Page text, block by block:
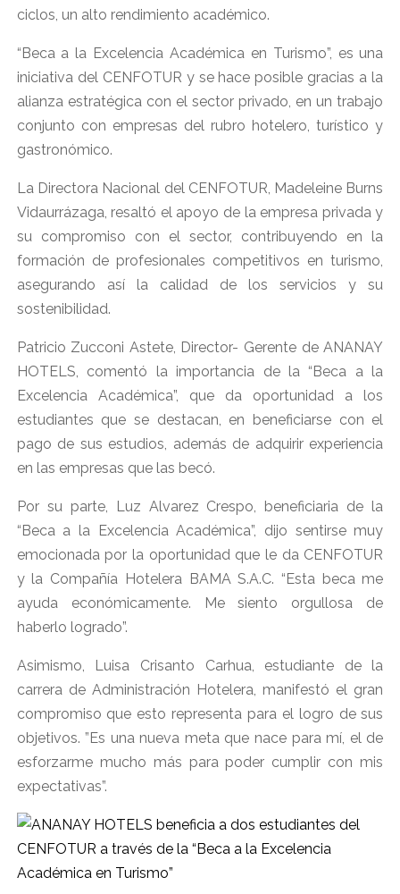
ciclos, un alto rendimiento académico.
“Beca a la Excelencia Académica en Turismo”, es una
iniciativa del CENFOTUR y se hace posible gracias a la
alianza estratégica con el sector privado, en un trabajo
conjunto con empresas del rubro hotelero, turístico y
gastronómico.
La Directora Nacional del CENFOTUR, Madeleine Burns
Vidaurrázaga, resaltó el apoyo de la empresa privada y
su compromiso con el sector, contribuyendo en la
formación de profesionales competitivos en turismo,
asegurando así la calidad de los servicios y su
sostenibilidad.
Patricio Zucconi Astete, Director- Gerente de ANANAY
HOTELS, comentó la importancia de la “Beca a la
Excelencia Académica”, que da oportunidad a los
estudiantes que se destacan, en beneficiarse con el
pago de sus estudios, además de adquirir experiencia
en las empresas que las becó.
Por su parte, Luz Alvarez Crespo, beneficiaria de la
“Beca a la Excelencia Académica”, dijo sentirse muy
emocionada por la oportunidad que le da CENFOTUR
y la Compañía Hotelera BAMA S.A.C. “Esta beca me
ayuda económicamente. Me siento orgullosa de
haberlo logrado”.
Asimismo, Luisa Crisanto Carhua, estudiante de la
carrera de Administración Hotelera, manifestó el gran
compromiso que esto representa para el logro de sus
objetivos. ”Es una nueva meta que nace para mí, el de
esforzarme mucho más para poder cumplir con mis
expectativas”.